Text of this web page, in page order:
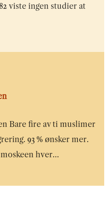
viste ingen studier at
Bare fire av ti muslimer
93 % ønsker mer.
hver…